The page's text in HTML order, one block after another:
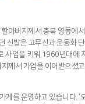
아버지께서 충북 영동에
신발은 고무신과 운동화
사업을 키워 1960년대에
지께서 가업을 이어받으셨
게를 운영하고 있습니다. ‘